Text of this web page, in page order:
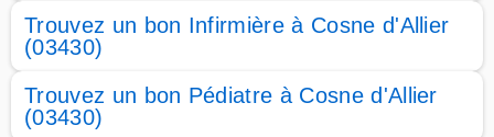
Trouvez un bon Infirmière à Cosne d'Allier
(03430)
Trouvez un bon Pédiatre à Cosne d'Allier
(03430)